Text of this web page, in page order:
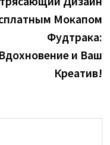
Мокапом
Фудтрака:
Вдохновение и Ваш
Креатив!